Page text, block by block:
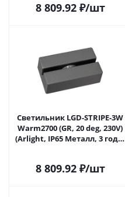
8 809.92₽/шт
Светильник LGD-STRIPE-3W
Warm2700 (GR, 20 deg, 230V)
(Arlight, IP65 Металл, 3 года)
8 809.92₽/шт